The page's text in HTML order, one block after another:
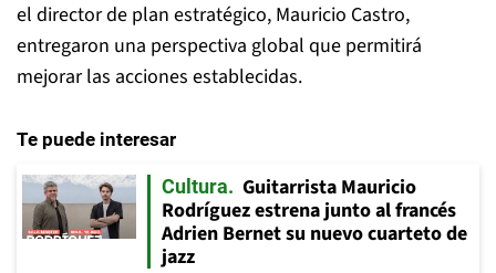
el director de plan estratégico, Mauricio Castro,
entregaron una perspectiva global que permitirá
mejorar las acciones establecidas.
Te puede interesar
Cultura
Guitarrista Mauricio
Rodríguez estrena junto al francés
Adrien Bernet su nuevo cuarteto de
jazz